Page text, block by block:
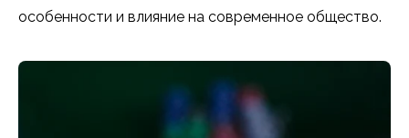
особенности и влияние на современное общество.